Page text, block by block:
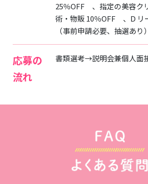
25％OFF 、指定の美容
術・物販 10％OFF 、D リ
（事前申請必要、抽選あり）
応募の
流れ
書類選考→説明会兼個人面